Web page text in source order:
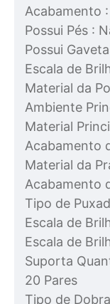
Acabamento
Possui Pés :
Possui
Escala de
Material da
Ambiente
Material
Acabamento
Material da
Acabamento
Tipo de
Escala de
Escala de
Suporta
20 Pares
Tipo de